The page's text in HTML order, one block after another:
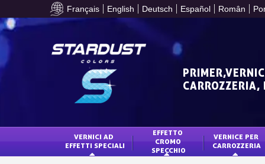
Français English Deutsch Español Român
VERNICI AD
EFFETTI SPECIALI
EFFETTO
CROMO
SPECCHIO
VERNICE PER
CARROZZERIA